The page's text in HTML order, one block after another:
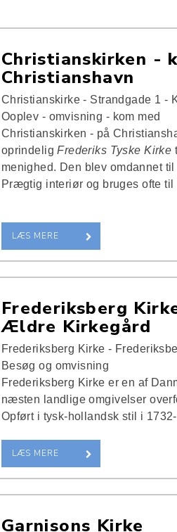
Christianskirken -
Christianshavn
Christianskirke - Strandgade 1 -
Ooplev - omvisning - kom med
Christianskirken - på
oprindeligFrederiks Tyske Kirke
menighed. Den blev omdannet
Prægtig interiør og bruges ofte til
LÆS MERE
Frederiksberg
Ældre Kirkegård
Frederiksberg Kirke -
Besøg og omvisning
Frederiksberg Kirke er en af
næsten landlige omgivelser
Opført i tysk-hollandsk stil i
LÆS MERE
Garnisons Kirke